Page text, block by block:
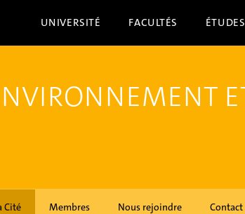
UNIVERSITÉ FACULTÉS ÉTUDES
Cité Membres Nous rejoindre Contact